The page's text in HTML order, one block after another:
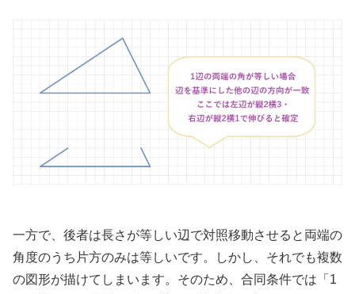
一方で、後者は長さが等しい辺で対照移動させると両端の
角度のうち片方のみは等しいです。しかし、それでも複数
の図形が描けてしまいます。そのため、合同条件では「1